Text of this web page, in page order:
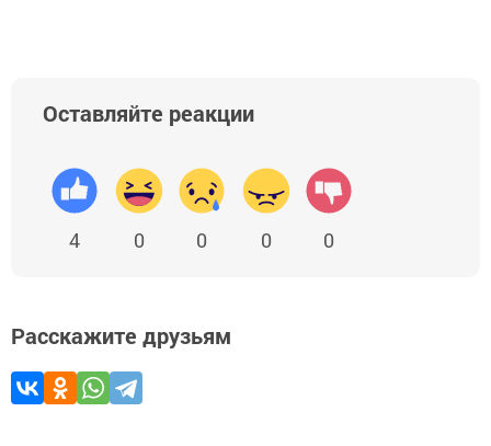
Оставляйте реакции
4 0 0 0 0
Расскажите друзьям